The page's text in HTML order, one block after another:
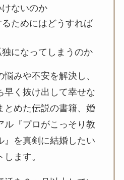
ないのか
ためにはどうすれば
になってしまうのか
みや不安を解決し、
早く抜け出して幸せな
とめた伝説の書籍、婚
ル『プロがこっそり教
』を真剣に結婚したい
ます。